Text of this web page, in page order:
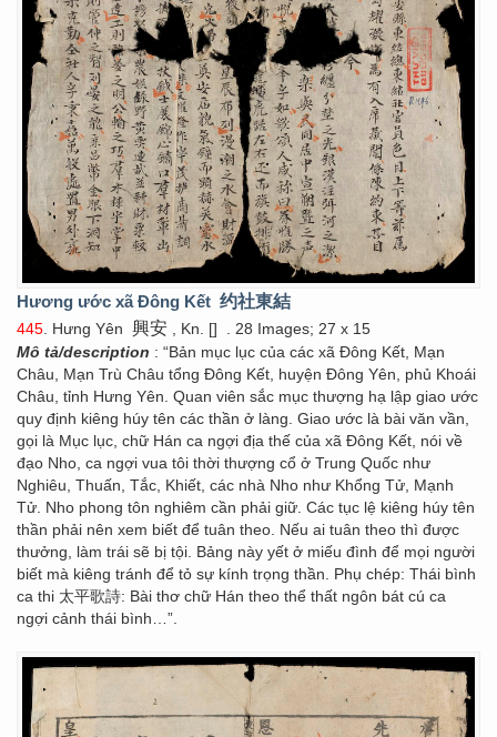
Hương ước xã Đông Kết 约社東結
445 . Hưng Yên 興安 , Kn. []
. 28 Images; 27 x 15
Mô tả/description : “Bản mục lục của các xã Đông Kết, Mạn
Châu, Mạn Trù Châu tổng Đông Kết, huyện Đông Yên, phủ Khoái
Châu, tỉnh Hưng Yên. Quan viên sắc mục thượng hạ lập giao ước
quy định kiêng húy tên các thần ở làng. Giao ước là bài văn vần,
gọi là Mục lục, chữ Hán ca ngợi địa thế của xã Đông Kết, nói về
đạo Nho, ca ngợi vua tôi thời thượng cổ ở Trung Quốc như
Nghiêu, Thuấn, Tắc, Khiết, các nhà Nho như Khổng Tử, Mạnh
Tử. Nho phong tôn nghiêm cần phải giữ. Các tục lệ kiêng húy tên
thần phải nên xem biết để tuân theo. Nếu ai tuân theo thì được
thưởng, làm trái sẽ bị tội. Bảng này yết ở miếu đình để mọi người
biết mà kiêng tránh để tỏ sự kính trọng thần. Phụ chép: Thái bình
ca thi 太平歌詩: Bài thơ chữ Hán theo thể thất ngôn bát cú ca
ngợi cảnh thái bình…”.